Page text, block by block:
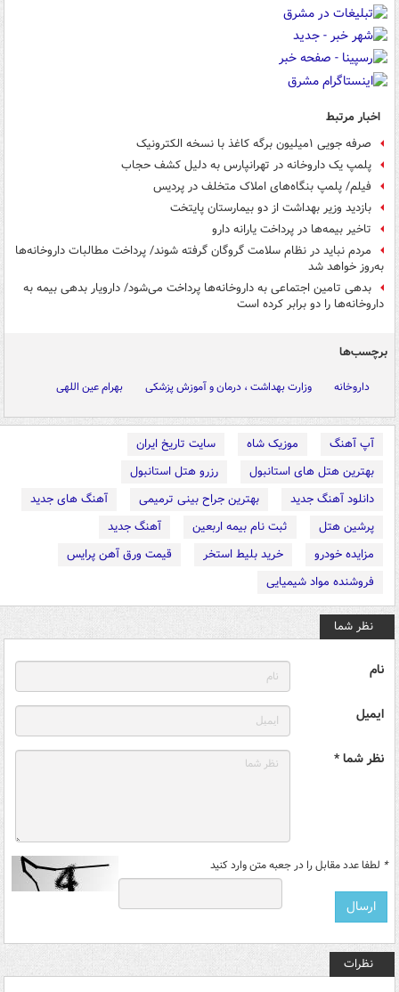
اخبار مرتبط
صرفه جویی ۱میلیون برگه کاغذ با نسخه الکترونیک
پلمپ یک داروخانه در تهرانپارس به دلیل کشف حجاب
فیلم/ پلمپ بنگاه‌های املاک متخلف در پردیس
بازدید وزیر بهداشت از دو بیمارستان پایتخت
تاخیر بیمه‌ها در پرداخت یارانه دارو
مردم نباید در نظام سلامت گروگان گرفته شوند/ پرداخت مطالبات داروخانه‌ها
به‌روز ‌خواهد شد
بدهی تامین اجتماعی به داروخانه‌ها پرداخت می‌شود/ دارویار بدهی بیمه‌ به
داروخانه‌ها را دو برابر کرده است
برچسب‌ها
داروخانه وزارت بهداشت ، درمان و آموزش پزشکی بهرام عین اللهی
آپ آهنگ موزیک شاه
سایت تاریخ ایران
بهترین هتل های استانبول
رزرو هتل استانبول
دانلود آهنگ جدید
بهترین جراح بینی ترمیمی
آهنگ های جدید
پرشین هتل
ثبت نام بیمه اربعین
آهنگ جدید
مزایده خودرو
خرید بلیط استخر
قیمت ورق آهن پرایس
فروشنده مواد شیمیایی
نظر شما
نام
ایمیل
نظر شما *
* لطفا عدد مقابل را در جعبه متن وارد کنید
نظرات